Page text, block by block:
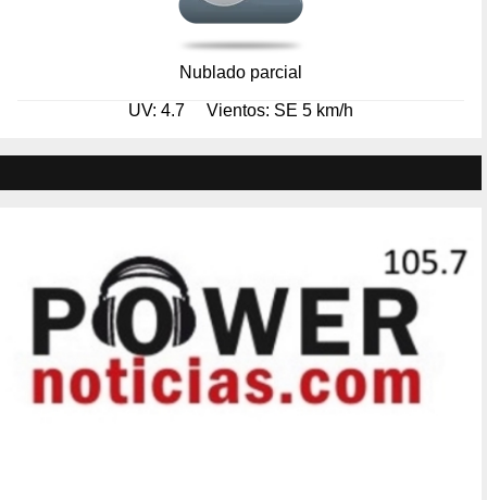
Nublado parcial
UV: 4.7 Vientos: SE 5 km/h